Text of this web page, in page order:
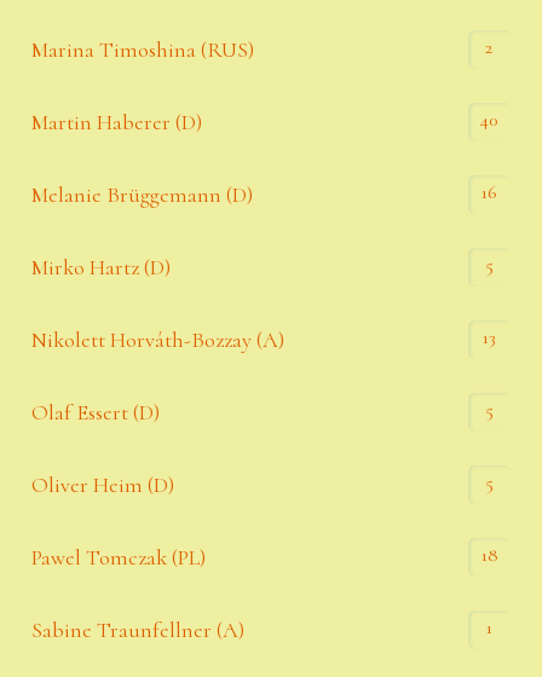
Marina Timoshina (RUS) 2
Martin Haberer (D) 40
Melanie Brüggemann (D) 16
Mirko Hartz (D) 5
Nikolett Horváth-Bozzay (A) 13
Olaf Essert (D) 5
Oliver Heim (D) 5
Pawel Tomczak (PL) 18
Sabine Traunfellner (A) 1